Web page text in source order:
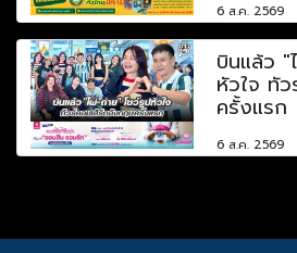
6 ส.ค. 2569
บินแล้ว "
หัวใจ ทั
ครั้งแรก
6 ส.ค. 2569